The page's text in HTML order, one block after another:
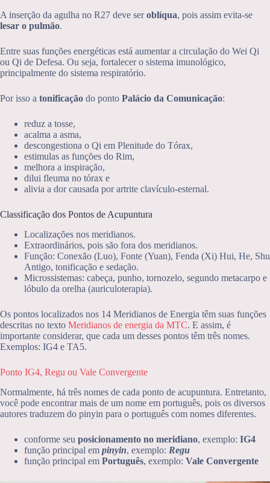
A inserção da agulha no R27 deve seroblíqua, pois assim evita-se
lesar o pulmão.
Entre suas funções energéticas está aumentar a circulação do Wei Qi
ou Qi de Defesa. Ou seja, fortalecer o sistema imunológico,
principalmente do sistema respiratório.
Por isso a tonificação do ponto Palácio da Comunicação:
reduz a tosse,
acalma a asma,
descongestiona o Qi em Plenitude do Tórax,
estimulas as funções do Rim,
melhora a inspiração,
dilui fleuma no tórax e
alivia a dor causada por artrite clavículo-esternal.
Classificação dos Pontos de Acupuntura
Localizações nos meridianos.
Extraordinários, pois são fora dos meridianos.
Função: Conexão (Luo), Fonte (Yuan), Fenda (Xi) Hui, He, Shu
Antigo, tonificação e sedação.
Microssistemas: cabeça, punho, tornozelo, segundo metacarpo e
lóbulo da orelha (auriculoterapia).
Os pontos localizados nos 14 Meridianos de Energia têm suas funções
descritas no texto Meridianos de energia da MTC. E assim, é
importante considerar, que cada um desses pontos têm três nomes.
Exemplos: IG4 e TA5.
Ponto IG4, Regu ou Vale Convergente
Normalmente, há três nomes de cada ponto de acupuntura. Entretanto,
você pode encontrar mais de um nome em português, pois os diversos
autores traduzem do pinyin para o português com nomes diferentes.
conforme seu posicionamento no meridiano, exemplo: IG4
função principal em pinyin, exemplo: Regu
função principal em Português, exemplo: Vale Convergente